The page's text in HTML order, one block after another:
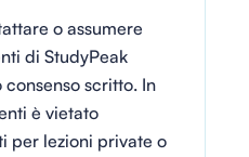
o assumere
di StudyPeak
scritto. In
è vietato
per lezioni private o